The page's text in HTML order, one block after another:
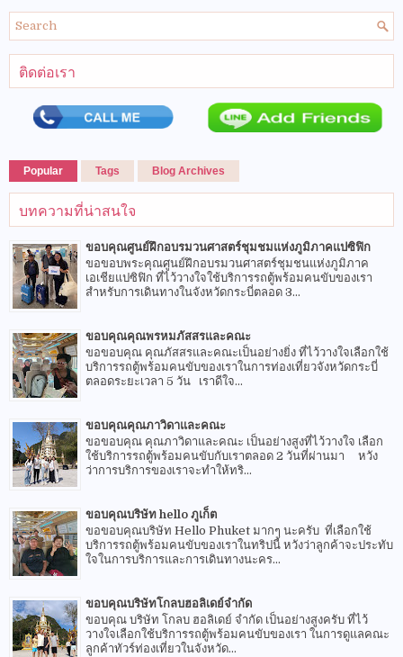
ติดต่อเรา
Popular Tags Blog Archives
บทความที่น่าสนใจ
ขอบคุณศูนย์ฝึกอบรมวนศาสตร์ชุมชมแห่งภูมิภาคแปซิฟิก
ขอขอบพระคุณศูนย์ฝึกอบรมวนศาสตร์ชุมชนแห่งภูมิภาค
เอเชียแปซิฟิก ที่ไว้วางใจใช้บริการรถตู้พร้อมคนขับของเรา
สำหรับการเดินทางในจังหวัดกระบี่ตลอด 3...
ขอบคุณคุณพรหมภัสสรและคณะ
ขอขอบคุณ คุณภัสสรและคณะเป็นอย่างยิ่ง ที่ไว้วางใจเลือกใช้
บริการรถตู้พร้อมคนขับของเราในการท่องเที่ยวจังหวัดกระบี่
ตลอดระยะเวลา 5 วัน เราดีใจ...
ขอบคุณคุณภาวิดาและคณะ
ขอขอบคุณ คุณภาวิดาและคณะ เป็นอย่างสูงที่ไว้วางใจ เลือก
ใช้บริการรถตู้พร้อมคนขับกับเราตลอด 2 วันที่ผ่านมา หวัง
ว่าการบริการของเราจะทำให้ทริ...
ขอบคุณบริษัท hello ภูเก็ต
ขอขอบคุณบริษัท Hello Phuket มากๆ นะครับ ที่เลือกใช้
บริการรถตู้พร้อมคนขับของเราในทริปนี้ หวังว่าลูกค้าจะประทับ
ใจในการบริการและการเดินทางนะคร...
ขอบคุณบริษัทโกลบฮอลิเดย์จำกัด
ขอบคุณ บริษัท โกลบ ฮอลิเดย์ จำกัด เป็นอย่างสูงครับ ที่ไว้
วางใจเลือกใช้บริการรถตู้พร้อมคนขับของเรา ในการดูแลคณะ
ลูกค้าทัวร์ท่องเที่ยวในจังหวัด...